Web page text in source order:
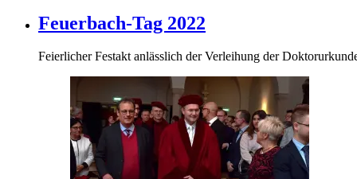
Feuerbach-Tag 2022
Feierlicher Festakt anlässlich der Verleihung der